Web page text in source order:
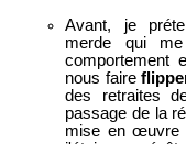
Avant, je
merde qui
comportement
nous faire
des retraites
passage de la
mise en œuvre